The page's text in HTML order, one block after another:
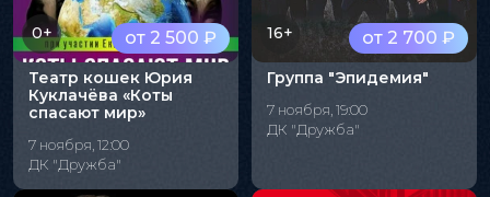
от 2 500 ₽
0+
Театр кошек Юрия
Куклачёва «Коты
спасают мир»
7 ноября, 12:00
ДК "Дружба"
от 2 700 ₽
16+
Группа "Эпидемия"
7 ноября, 19:00
ДК "Дружба"